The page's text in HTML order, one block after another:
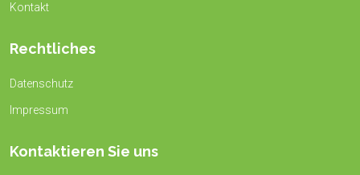
Kontakt
Rechtliches
Datenschutz
Impressum
Kontaktieren Sie uns